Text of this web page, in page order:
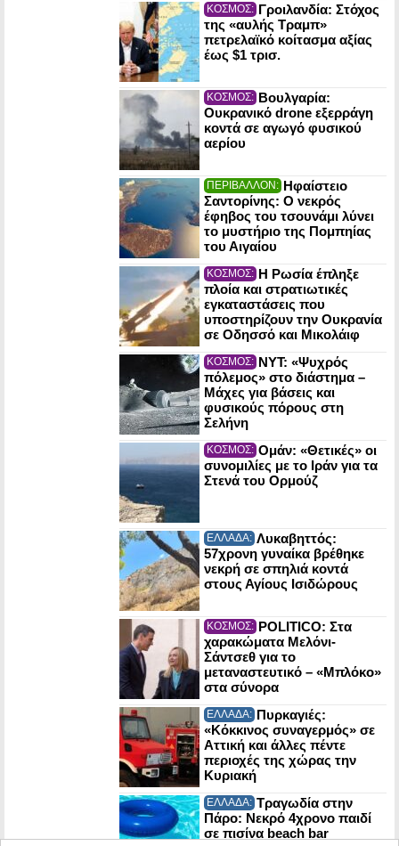
ΚΟΣΜΟΣ: Γροιλανδία: Στόχος
της «αυλής Τραμπ»
πετρελαϊκό κοίτασμα αξίας
έως $1 τρισ.
ΚΟΣΜΟΣ: Βουλγαρία:
Ουκρανικό drone εξερράγη
κοντά σε αγωγό φυσικού
αερίου
ΠΕΡΙΒΑΛΛΟΝ: Ηφαίστειο
Σαντορίνης: Ο νεκρός
έφηβος του τσουνάμι λύνει
το μυστήριο της Πομπηίας
του Αιγαίου
ΚΟΣΜΟΣ: Η Ρωσία έπληξε
πλοία και στρατιωτικές
εγκαταστάσεις που
υποστηρίζουν την Ουκρανία
σε Οδησσό και Μικολάιφ
ΚΟΣΜΟΣ: NYT: «Ψυχρός
πόλεμος» στο διάστημα –
Μάχες για βάσεις και
φυσικούς πόρους στη
Σελήνη
ΚΟΣΜΟΣ: Ομάν: «Θετικές» οι
συνομιλίες με το Ιράν για τα
Στενά του Ορμούζ
ΕΛΛΑΔΑ: Λυκαβηττός:
57χρονη γυναίκα βρέθηκε
νεκρή σε σπηλιά κοντά
στους Αγίους Ισιδώρους
ΚΟΣΜΟΣ: POLITICO: Στα
χαρακώματα Μελόνι-
Σάντσεθ για το
μεταναστευτικό – «Μπλόκο»
στα σύνορα
ΕΛΛΑΔΑ: Πυρκαγιές:
«Κόκκινος συναγερμός» σε
Αττική και άλλες πέντε
περιοχές της χώρας την
Κυριακή
ΕΛΛΑΔΑ: Τραγωδία στην
Πάρο: Νεκρό 4χρονο παιδί
σε πισίνα beach bar